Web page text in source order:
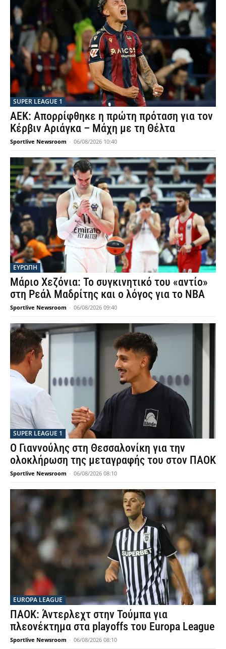
SUPER LEAGUE 1
ΑΕΚ: Απορρίφθηκε η πρώτη πρόταση για τον
Κέρβιν Αριάγκα – Μάχη με τη Θέλτα
Sportlive Newsroom - 06/08/2026 10:40
ΕΥΡΩΠΗ
Μάριο Χεζόνια: Το συγκινητικό του «αντίο»
στη Ρεάλ Μαδρίτης και ο λόγος για το NBA
Sportlive Newsroom - 06/08/2026 09:40
SUPER LEAGUE 1
Ο Γιαννούλης στη Θεσσαλονίκη για την
ολοκλήρωση της μεταγραφής του στον ΠΑΟΚ
Sportlive Newsroom - 06/08/2026 08:10
EUROPA LEAGUE
ΠΑΟΚ: Άντερλεχτ στην Τούμπα για
πλεονέκτημα στα playoffs του Europa League
Sportlive Newsroom - 06/08/2026 08:10